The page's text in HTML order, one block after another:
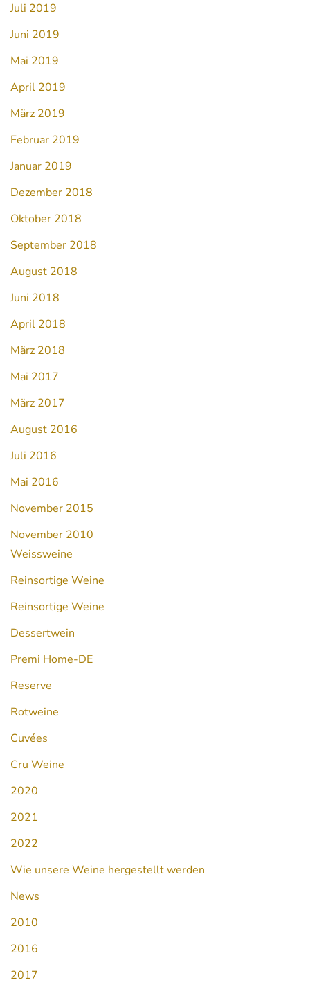
Juli 2019
Juni 2019
Mai 2019
April 2019
März 2019
Februar 2019
Januar 2019
Dezember 2018
Oktober 2018
September 2018
August 2018
Juni 2018
April 2018
März 2018
Mai 2017
März 2017
August 2016
Juli 2016
Mai 2016
November 2015
November 2010
Weissweine
Reinsortige Weine
Reinsortige Weine
Dessertwein
Premi Home-DE
Reserve
Rotweine
Cuvées
Cru Weine
2020
2021
2022
Wie unsere Weine hergestellt werden
News
2010
2016
2017